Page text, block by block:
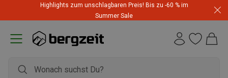
Highlights zum unschlagbaren Preis! Bis zu -60 % im
Summer Sale